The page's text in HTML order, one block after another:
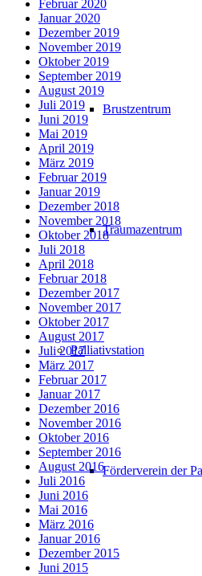
Brustzentrum
Traumazentrum
Palliativstation
Förderverein der
Februar 2020
Januar 2020
Dezember 2019
November 2019
Oktober 2019
September 2019
August 2019
Juli 2019
Juni 2019
Mai 2019
April 2019
März 2019
Februar 2019
Januar 2019
Dezember 2018
November 2018
Oktober 2018
Juli 2018
April 2018
Februar 2018
Dezember 2017
November 2017
Oktober 2017
August 2017
Juli 2017
März 2017
Februar 2017
Januar 2017
Dezember 2016
November 2016
Oktober 2016
September 2016
August 2016
Juli 2016
Juni 2016
Mai 2016
März 2016
Januar 2016
Dezember 2015
Juni 2015